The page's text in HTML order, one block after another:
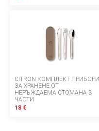
Гаранция на продукта
Контакт
CITRON КОМПЛЕКТ ПРИБОРИ
ЗА ХРАНЕНЕ ОТ
НЕРЪЖДАЕМА СТОМАНА 3
ЧАСТИ
18 €